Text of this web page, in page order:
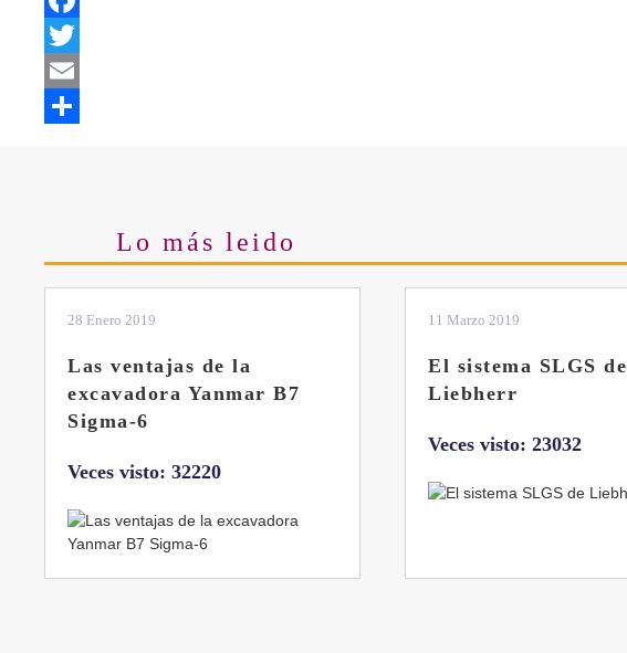
Facebook
Twitter
Email
Lo más leido
28 Enero 2019
Las ventajas de la
excavadora Yanmar B7
Sigma-6
Veces visto: 32220
11 Marzo 2019
El sistema SLGS de
Liebherr
Veces visto: 23032